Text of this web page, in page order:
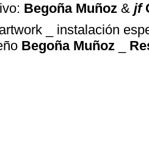
Begoña Muñoz & jf
artwork _ instalación
Begoña Muñoz